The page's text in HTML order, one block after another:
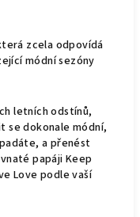
zcela odpovídá
módní sezóny
letních odstínů,
se dokonale módní,
a přenést
papáji Keep
Love podle vaší